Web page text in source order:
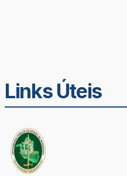
Links Úteis